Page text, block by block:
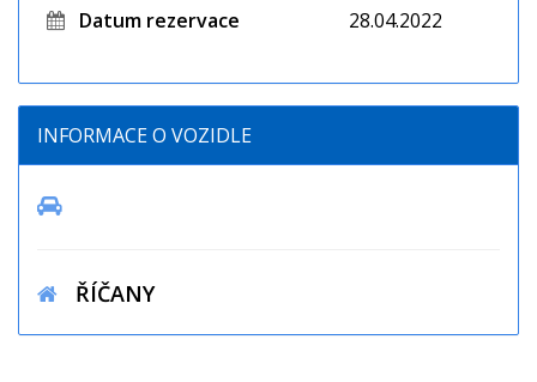
Datum rezervace 28.04.2022
INFORMACE O VOZIDLE
ŘÍČANY